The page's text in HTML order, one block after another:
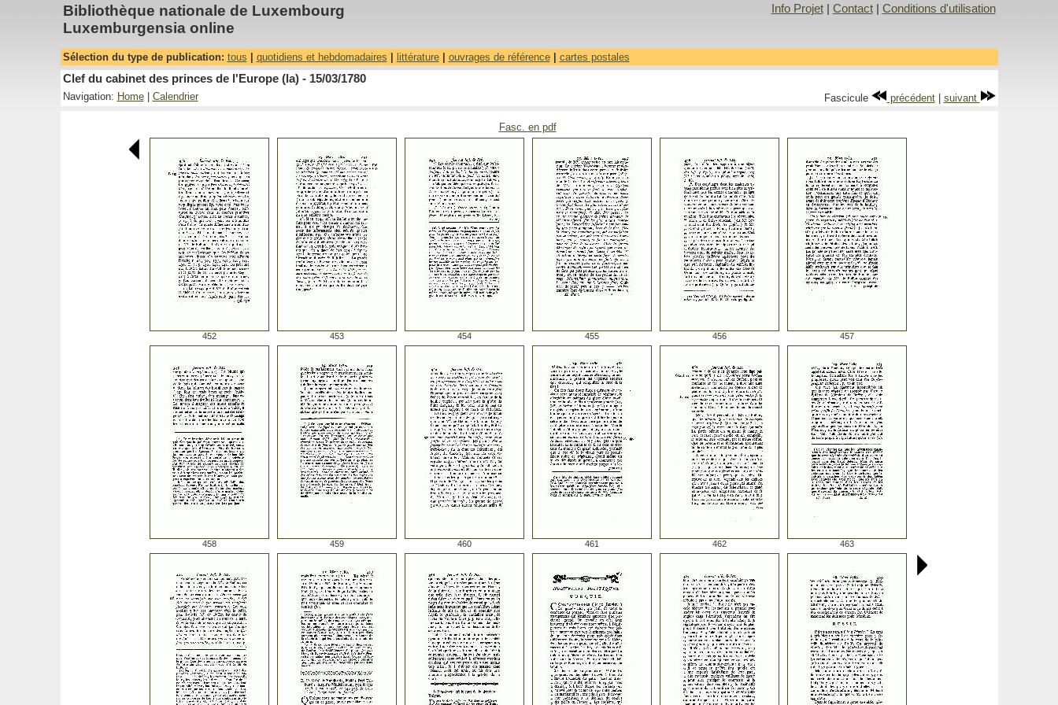
Bibliothèque nationale de Luxembourg
Luxemburgensia online
Info Projet| Contact| Conditions d'utilisation
Sélection du type de publication: tous quotidiens et hebdomadaires littérature| ouvrages de référence| cartes postales
Clef du cabinet des princes de l'Europe (la) - 15/03/1780
Navigation: Home| Calendrier Fascicule précédent| suivant
Fasc. en pdf
452 453 454 455 456 457
458 459 460 461 462 463